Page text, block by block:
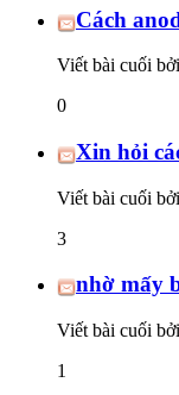
Cách
Viết bài cuối bởi
0
Xin hỏi
Viết bài cuối bởi
3
nhờ mấy
Viết bài cuối bởi
1